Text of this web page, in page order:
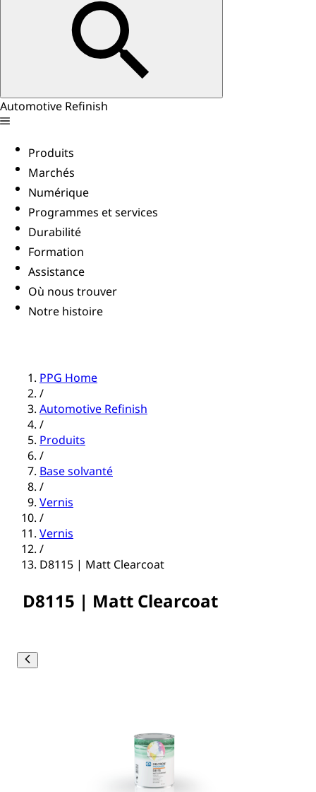
Automotive Refinish
Produits
Marchés
Numérique
Programmes et services
Durabilité
Formation
Assistance
Où nous trouver
Notre histoire
PPG Home
/
Automotive Refinish
/
Produits
/
Base solvanté
/
Vernis
/
Vernis
/
D8115 | Matt Clearcoat
D8115 | Matt Clearcoat